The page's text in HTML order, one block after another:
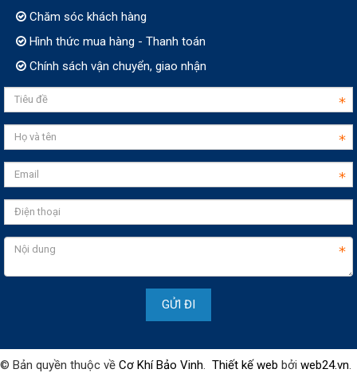
Chăm sóc khách hàng
Hình thức mua hàng - Thanh toán
Chính sách vận chuyển, giao nhận
© Bản quyền thuộc về Cơ Khí Bảo Vinh Thiết kế web bởi web24.vn